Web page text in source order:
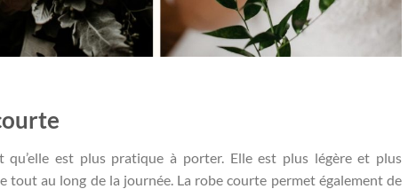
qu’elle est plus pratique à porter. Elle est plus légère et plus
tout au long de la journée. La robe courte permet également de